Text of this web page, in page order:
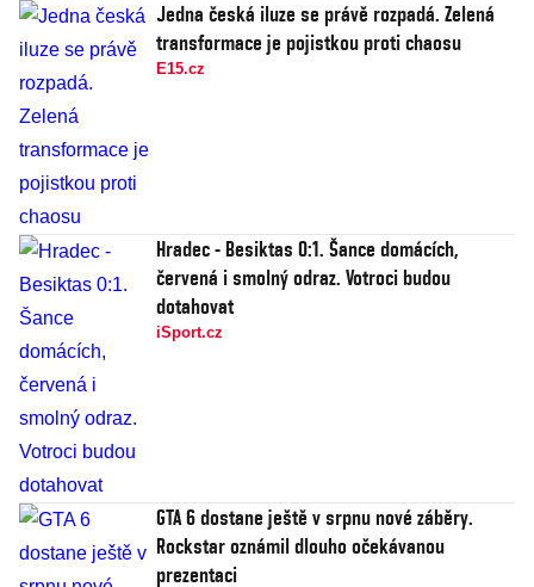
Jedna česká iluze se právě rozpadá. Zelená
transformace je pojistkou proti chaosu
E15.cz
Hradec - Besiktas 0:1. Šance domácích,
červená i smolný odraz. Votroci budou
dotahovat
iSport.cz
GTA 6 dostane ještě v srpnu nové záběry.
Rockstar oznámil dlouho očekávanou
prezentaci